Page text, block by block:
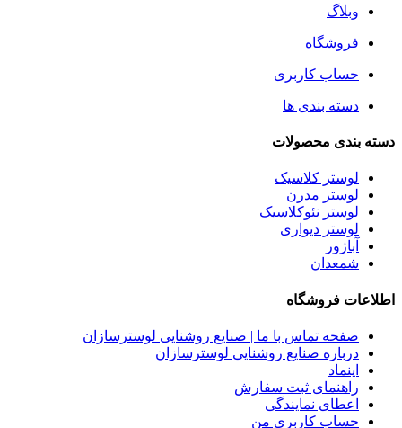
وبلاگ
فروشگاه
حساب کاربری
دسته بندی ها
دسته بندی محصولات
لوستر کلاسیک
لوستر مدرن
لوستر نئوکلاسیک
لوستر دیواری
آباژور
شمعدان
اطلاعات فروشگاه
صفحه تماس با ما | صنایع روشنایی لوسترسازان
درباره صنایع روشنایی لوسترسازان
اینماد
راهنمای ثبت سفارش
اعطای نمایندگی
حساب کاربری من